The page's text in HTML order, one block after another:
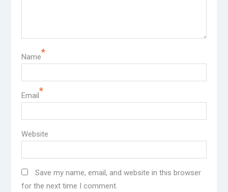
Name*
Email*
Website
Save my name, email, and website in this browser
for the next time I comment.